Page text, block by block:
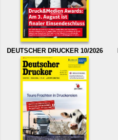
DEUTSCHER DRUCKER 10/2026